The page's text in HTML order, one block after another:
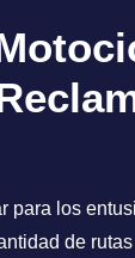
para los
de